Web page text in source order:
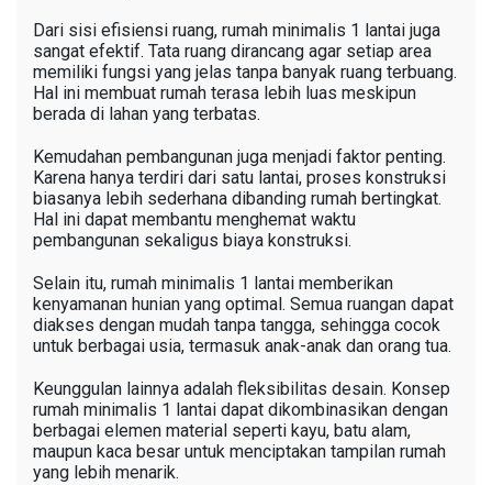
Dari sisi efisiensi ruang, rumah minimalis 1 lantai juga
sangat efektif. Tata ruang dirancang agar setiap area
memiliki fungsi yang jelas tanpa banyak ruang terbuang.
Hal ini membuat rumah terasa lebih luas meskipun
berada di lahan yang terbatas.
Kemudahan pembangunan juga menjadi faktor penting.
Karena hanya terdiri dari satu lantai, proses konstruksi
biasanya lebih sederhana dibanding rumah bertingkat.
Hal ini dapat membantu menghemat waktu
pembangunan sekaligus biaya konstruksi.
Selain itu, rumah minimalis 1 lantai memberikan
kenyamanan hunian yang optimal. Semua ruangan dapat
diakses dengan mudah tanpa tangga, sehingga cocok
untuk berbagai usia, termasuk anak-anak dan orang tua.
Keunggulan lainnya adalah fleksibilitas desain. Konsep
rumah minimalis 1 lantai dapat dikombinasikan dengan
berbagai elemen material seperti kayu, batu alam,
maupun kaca besar untuk menciptakan tampilan rumah
yang lebih menarik.